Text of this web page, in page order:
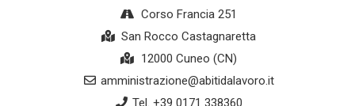
Corso Francia 251
San Rocco Castagnaretta
12000 Cuneo (CN)
amministrazione@abitidalavoro.it
Tel. +39 0171 338360